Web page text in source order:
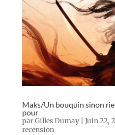
Maks/Un bouquin sinon
pour
parGilles Dumay| Juin 22,
recension